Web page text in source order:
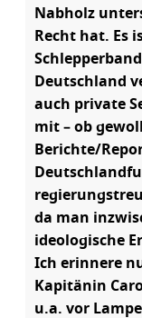
Nabholz
Recht hat. Es
Deutschland
auch private
mit – ob
Berichte/
da man
ideologische
Ich erinnere
Kapitänin
u.a. vor